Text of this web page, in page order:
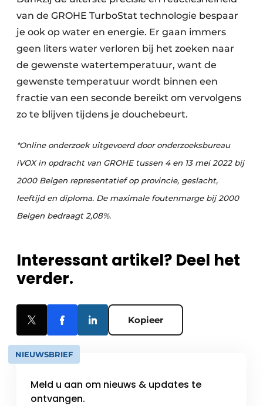
van de GROHE TurboStat technologie bespaar
je ook op water en energie. Er gaan immers
geen liters water verloren bij het zoeken naar
de gewenste watertemperatuur, want de
gewenste temperatuur wordt binnen een
fractie van een seconde bereikt om vervolgens
zo te blijven tijdens je douchebeurt.
*Online onderzoek uitgevoerd door onderzoeksbureau
iVOX in opdracht van GROHE tussen 4 en 13 mei 2022 bij
2000 Belgen representatief op provincie, geslacht,
leeftijd en diploma. De maximale foutenmarge bij 2000
Belgen bedraagt 2,08%.
Interessant artikel? Deel het
verder.
Kopieer
NIEUWSBRIEF
Meld u aan om nieuws & updates te
ontvangen.